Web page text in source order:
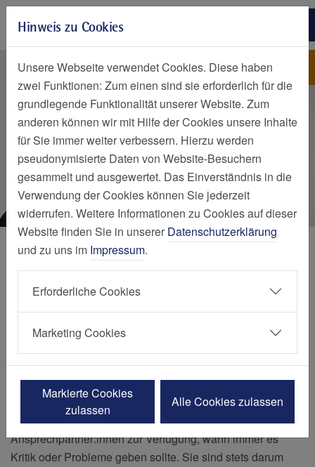
Zur Hauptnavigation springen
Zum Seiteninhalt springen
Zum Seitenende springen
Patientenfürsprecher
Philippusstift Essen und
Geriatrie-Zentrum Haus Berge
Mein Aufenthalt
Patientenfürsprecher:in
Patientenfürsprecher:innen sind die wohl
wichtigste Kommunikationsschnittstelle
zwischen Patient:innen und Krankhaus.
Sie informieren und stehen als unabhängige, neutrale
Ansprechpartner:innen zur Verfügung, wann immer es
Kritik oder Probleme geben sollte. Sie sind stets darum
Hinweis zu Cookies
Unsere Webseite verwendet Cookies. Diese haben
zwei Funktionen: Zum einen sind sie erforderlich für die
grundlegende Funktionalität unserer Website. Zum
anderen können wir mit Hilfe der Cookies unsere Inhalte
für Sie immer weiter verbessern. Hierzu werden
pseudonymisierte Daten von Website-Besuchern
gesammelt und ausgewertet. Das Einverständnis in die
Verwendung der Cookies können Sie jederzeit
widerrufen. Weitere Informationen zu Cookies auf dieser
Website finden Sie in unserer Datenschutzerklärung
und zu uns im Impressum.
Erforderliche Cookies
Marketing Cookies
Markierte Cookies
zulassen
Alle Cookies zulassen